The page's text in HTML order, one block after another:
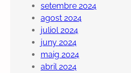
setembre 2024
agost 2024
juliol 2024
juny 2024
maig 2024
abril 2024